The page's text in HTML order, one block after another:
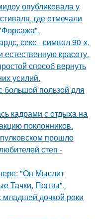
опубликовала у
где отмечали
секс - символ 90-х,
красоту.
способ вернуть
усилий.
большой пользой для
кадрами с отдыха на
поклонников.
прошло
степ -
"Он Мыслит
Тачки, Понты".
дочкой роки